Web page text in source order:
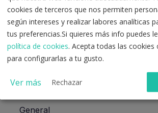
Técnico de
Hacienda
220
General
cookies de terceros que nos permiten
según intereses y realizar labores analíticas
tus preferencias.Si quieres más info puedes
política de cookies. Acepta todas las cookies
para configurarlas a tu gusto.
Ver más Rechazar